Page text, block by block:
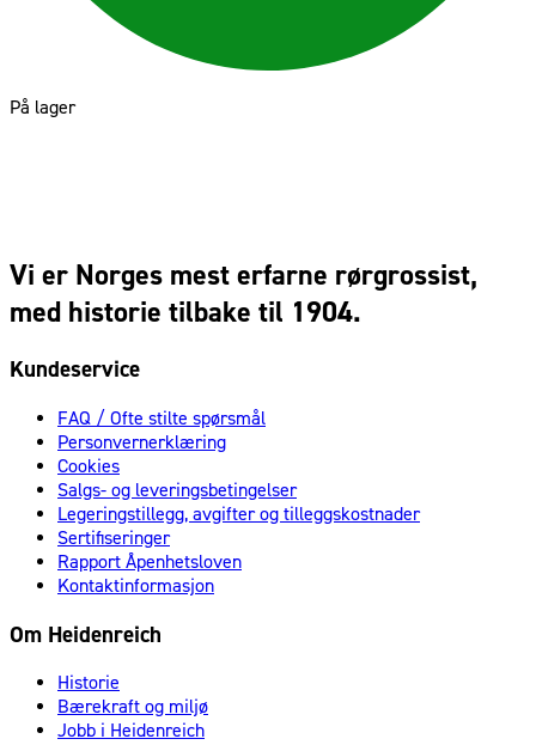
På lager
Vi er Norges mest erfarne rørgrossist,
med historie tilbake til 1904.
Kundeservice
FAQ / Ofte stilte spørsmål
Personvernerklæring
Cookies
Salgs- og leveringsbetingelser
Legeringstillegg, avgifter og tilleggskostnader
Sertifiseringer
Rapport Åpenhetsloven
Kontaktinformasjon
Om Heidenreich
Historie
Bærekraft og miljø
Jobb i Heidenreich